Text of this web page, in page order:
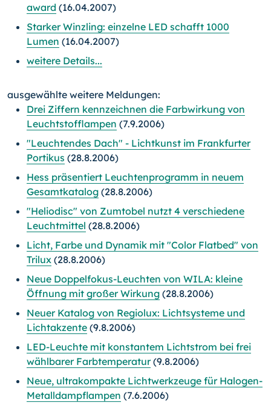
award (16.04.2007)
Starker Winzling: einzelne LED schafft 1000
Lumen (16.04.2007)
weitere Details...
ausgewählte weitere Meldungen:
Drei Ziffern kennzeichnen die Farbwirkung von
Leuchtstofflampen (7.9.2006)
"Leuchtendes Dach" - Lichtkunst im Frankfurter
Portikus (28.8.2006)
Hess präsentiert Leuchtenprogramm in neuem
Gesamtkatalog (28.8.2006)
"Heliodisc" von Zumtobel nutzt 4 verschiedene
Leuchtmittel (28.8.2006)
Licht, Farbe und Dynamik mit "Color Flatbed" von
Trilux (28.8.2006)
Neue Doppelfokus-Leuchten von WILA: kleine
Öffnung mit großer Wirkung (28.8.2006)
Neuer Katalog von Regiolux: Lichtsysteme und
Lichtakzente (9.8.2006)
LED-Leuchte mit konstantem Lichtstrom bei frei
wählbarer Farbtemperatur(9.8.2006)
Neue, ultrakompakte Lichtwerkzeuge für Halogen-
Metalldampflampen (7.6.2006)